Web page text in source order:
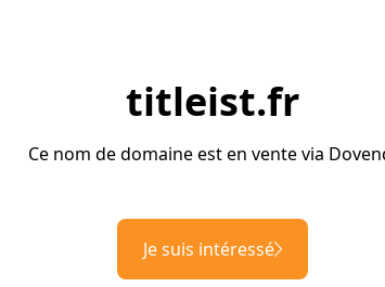
titleist.fr
Ce nom de domaine est en vente via
Je suis intéressé